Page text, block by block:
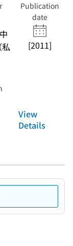
Publication
date
[2011]
View
Details